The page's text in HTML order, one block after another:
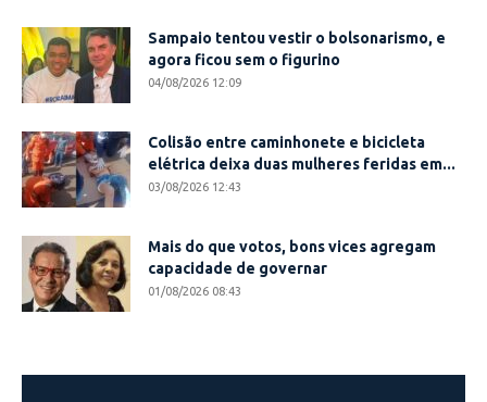
Sampaio tentou vestir o bolsonarismo, e
agora ficou sem o figurino
04/08/2026 12:09
Colisão entre caminhonete e bicicleta
elétrica deixa duas mulheres feridas em...
03/08/2026 12:43
Mais do que votos, bons vices agregam
capacidade de governar
01/08/2026 08:43